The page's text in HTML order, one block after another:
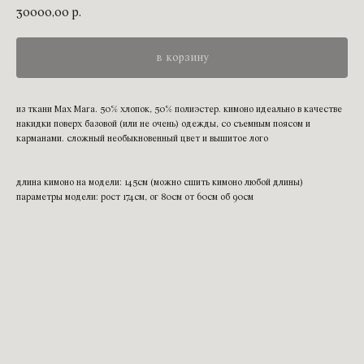
30000,00 р.
в корзину
из ткани Max Mara. 50% хлопок, 50% полиэстер. кимоно идеально в качестве
накидки поверх базовой (или не очень) одежды, со съемным поясом и
карманами. сложный необыкновенный цвет и вышитое лого
длина кимоно на модели: 145см (можно сшить кимоно любой длины)
параметры модели: рост 174см, ог 80см от 60см об 90см